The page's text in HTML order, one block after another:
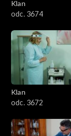
Klan
odc. 3674
Klan
odc. 3672